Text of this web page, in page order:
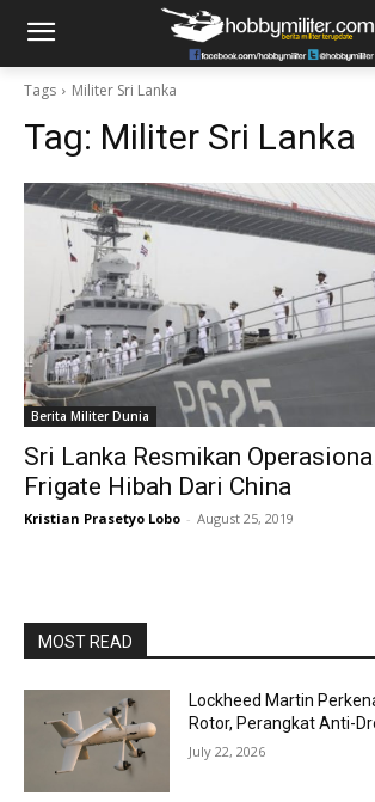
Tags Militer Sri Lanka
Tag: Militer Sri Lanka
Berita Militer Dunia
Sri Lanka Resmikan
Frigate Hibah Dari China
Kristian Prasetyo Lobo - August 25, 2019
MOST READ
Lockheed Martin
Rotor, Perangkat Anti-
July 22, 2026